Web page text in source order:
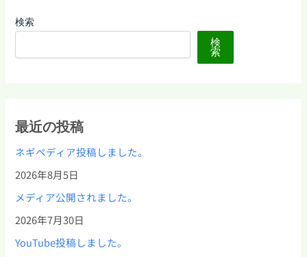
検索
検
索
最近の投稿
ネギペディア投稿しました。
2026年8月5日
メディア公開されました。
2026年7月30日
YouTube投稿しました。